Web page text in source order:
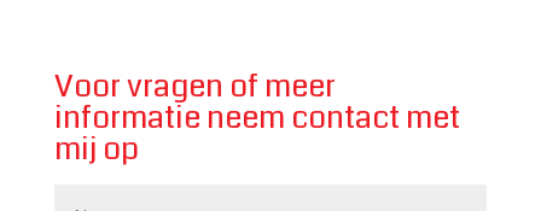
Voor vragen of meer
informatie neem contact met
mij op